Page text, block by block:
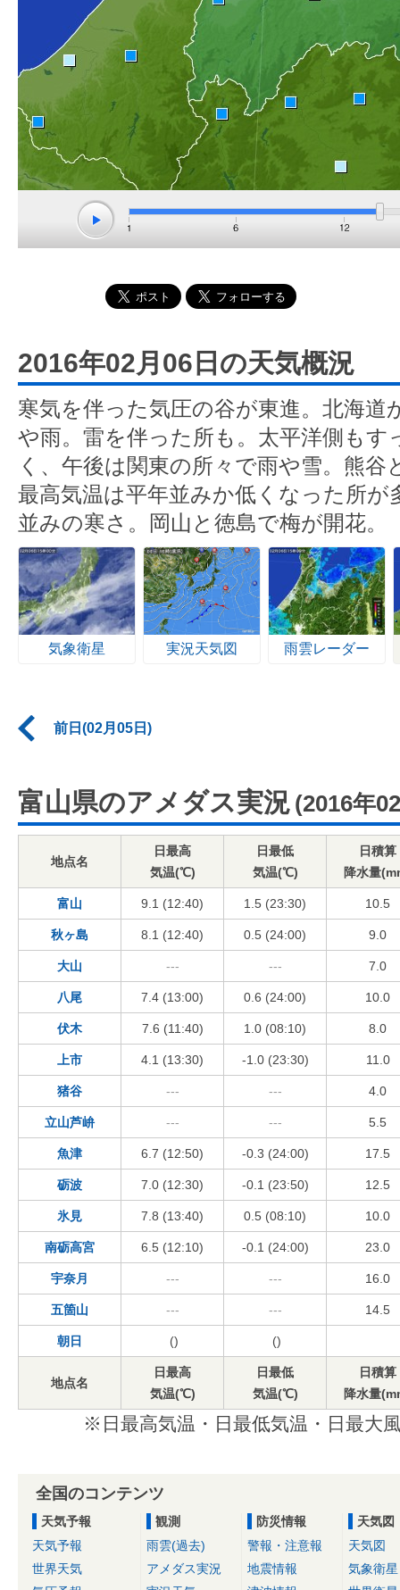
2016年02月06日の天気概況
寒気を伴った気圧の谷が東進。北海道
や雨。雷を伴った所も。太平洋側もす
く、午後は関東の所々で雨や雪。熊谷
最高気温は平年並みか低くなった所が
並みの寒さ。岡山と徳島で梅が開花。
気象衛星 実況天気図 雨雲レーダー
前日(02月05日)
富山県のアメダス実況 (2016年
地点名
日最高
気温(℃)
日最低
気温(℃)
日積算
降水量
富山 9.1 (12:40) 1.5 (23:30) 10.5
秋ヶ島 8.1 (12:40) 0.5 (24:00) 9.0
大山 --- --- 7.0
八尾 7.4 (13:00) 0.6 (24:00) 10.0
伏木 7.6 (11:40) 1.0 (08:10) 8.0
上市 4.1 (13:30) -1.0 (23:30) 11.0
猪谷 --- --- 4.0
立山芦峅 --- --- 5.5
魚津 6.7 (12:50) -0.3 (24:00) 17.5
砺波 7.0 (12:30) -0.1 (23:50) 12.5
氷見 7.8 (13:40) 0.5 (08:10) 10.0
南砺高宮 6.5 (12:10) -0.1 (24:00) 23.0
宇奈月 --- --- 16.0
五箇山 --- --- 14.5
朝日 () ()
地点名
日最高
気温(℃)
日最低
気温(℃)
日積算
降水量
※日最高気温・日最低気温・日最大
全国のコンテンツ
天気予報
天気予報
世界天気
観測
雨雲(過去)
アメダス実況
防災情報
警報・注意報
地震情報
天気図
天気図
気象衛星